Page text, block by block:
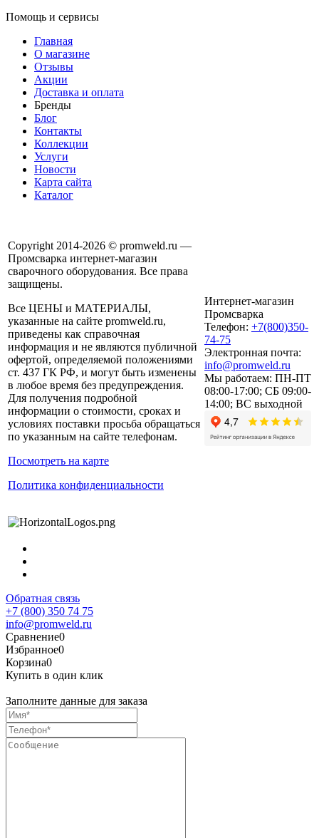
Помощь и сервисы
Главная
О магазине
Отзывы
Акции
Доставка и оплата
Бренды
Блог
Контакты
Коллекции
Услуги
Новости
Карта сайта
Каталог
Copyright 2014-2026 © promweld.ru —
Промсварка интернет-магазин
сварочного оборудования. Все права
защищены.
Все ЦЕНЫ и МАТЕРИАЛЫ,
указанные на сайте promweld.ru,
приведены как справочная
информация и не являются публичной
офертой, определяемой положениями
ст. 437 ГК РФ, и могут быть изменены
в любое время без предупреждения.
Для получения подробной
информации о стоимости, сроках и
условиях поставки просьба обращаться
по указанным на сайте телефонам.
Посмотреть на карте
Политика конфиденциальности
Интернет-магазин
Промсварка
Телефон: +7(800)350-
74-75
Электронная почта:
info@promweld.ru
Мы работаем: ПН-ПТ
08:00-17:00; СБ 09:00-
14:00; ВС выходной
Обратная связь
+7 (800) 350 74 75
info@promweld.ru
Сравнение0
Избранное0
Корзина0
Купить в один клик
Заполните данные для заказа